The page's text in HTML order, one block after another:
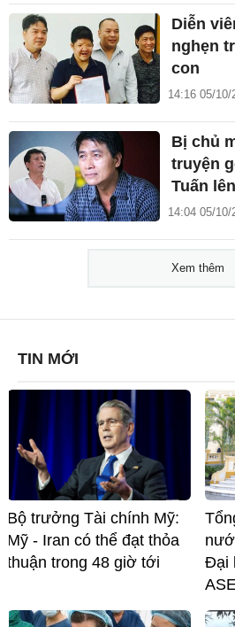
Diễn
nghẹn
con
14:16 05/10/
Bị chủ
truyện
Tuấn
14:04 05/10/
Xem thêm
TIN MỚI
Bộ trưởng Tài chính Mỹ:
Mỹ - Iran có thể đạt thỏa
thuận trong 48 giờ tới
Đại